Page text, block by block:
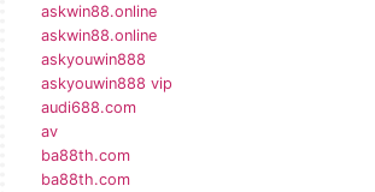
askwin88.online
askwin88.online
askyouwin888
askyouwin888 vip
audi688.com
av
ba88th.com
ba88th.com